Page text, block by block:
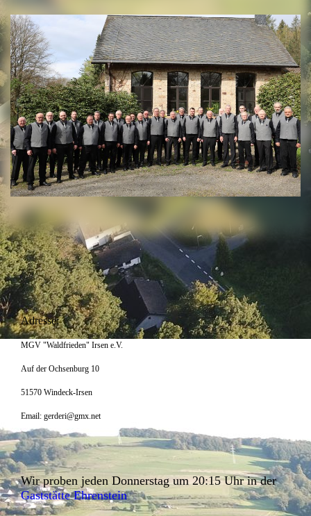
Adresse:
MGV "Waldfrieden" Irsen e.V.
Auf der Ochsenburg 10
51570 Windeck-Irsen
Email: gerderi@gmx.net
Wir proben jeden Donnerstag um 20:15 Uhr in der
Gaststätte Ehrenstein